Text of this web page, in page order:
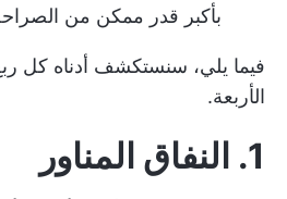
بأكبر قدر ممكن من
فيما يلي، سنستكشف أدناه كل
الأربعة.
1. النفاق المناور